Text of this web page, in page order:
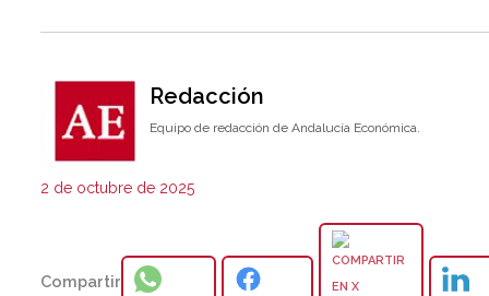
Redacción
Equipo de redacción de Andalucía Económica.
2 de octubre de 2025
Compartir